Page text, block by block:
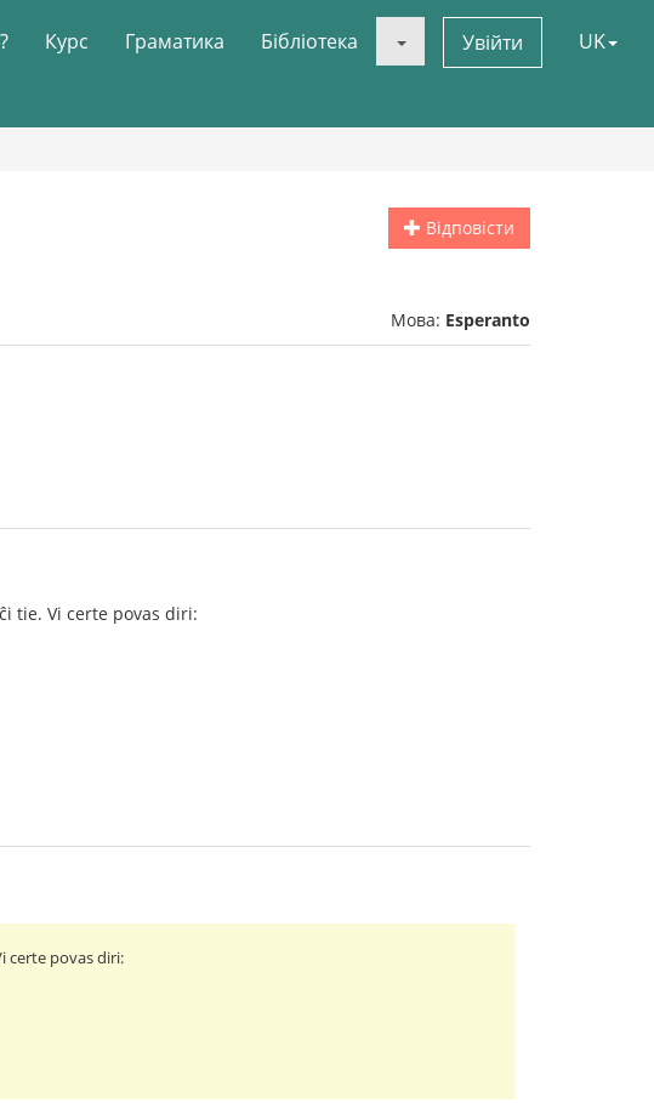
Курс Граматика Бібліотека Увійти UK
Відповісти
Мова: Esperanto
tie. Vi certe povas diri:
certe povas diri: